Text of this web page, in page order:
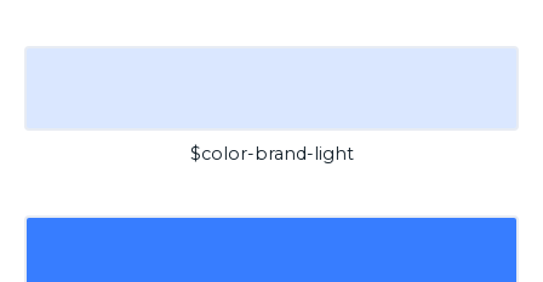
$color-brand-light